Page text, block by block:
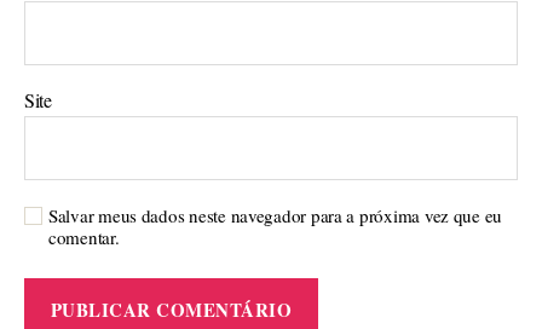
Site
Salvar meus dados neste navegador para a próxima vez que eu
comentar.